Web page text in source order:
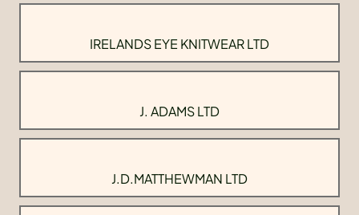
IRELANDS EYE KNITWEAR LTD
J. ADAMS LTD
J.D.MATTHEWMAN LTD